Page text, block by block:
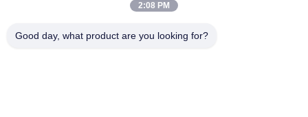
2:08 PM
Good day, what product are you looking for?